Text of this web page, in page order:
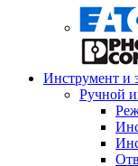
Инструмент и
Ручной